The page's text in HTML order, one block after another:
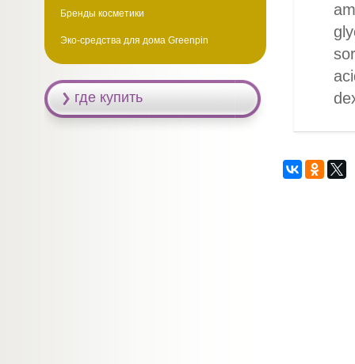
Бренды косметики
Эко-средства для дома Greenpin
где купить